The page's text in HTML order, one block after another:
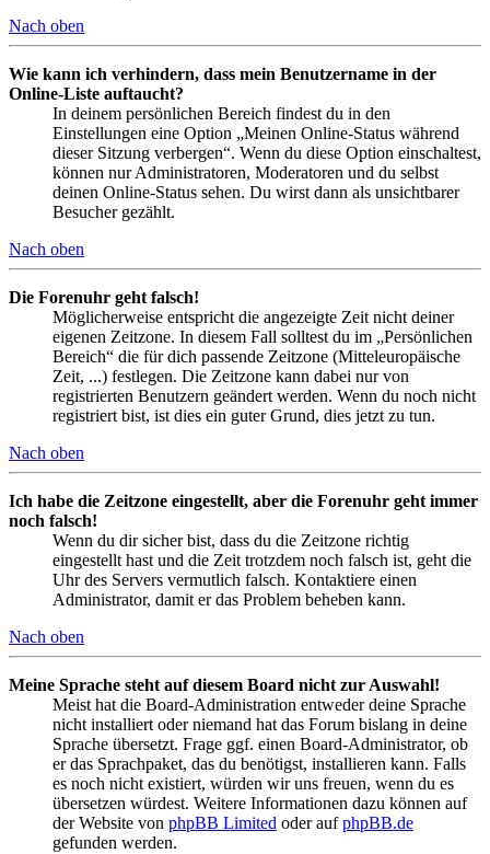
Nach oben
Wie kann ich verhindern, dass mein Benutzername in der
Online-Liste auftaucht?
In deinem persönlichen Bereich findest du in den
Einstellungen eine Option „Meinen Online-Status während
dieser Sitzung verbergen“. Wenn du diese Option einschaltest,
können nur Administratoren, Moderatoren und du selbst
deinen Online-Status sehen. Du wirst dann als unsichtbarer
Besucher gezählt.
Nach oben
Die Forenuhr geht falsch!
Möglicherweise entspricht die angezeigte Zeit nicht deiner
eigenen Zeitzone. In diesem Fall solltest du im „Persönlichen
Bereich“ die für dich passende Zeitzone (Mitteleuropäische
Zeit, ...) festlegen. Die Zeitzone kann dabei nur von
registrierten Benutzern geändert werden. Wenn du noch nicht
registriert bist, ist dies ein guter Grund, dies jetzt zu tun.
Nach oben
Ich habe die Zeitzone eingestellt, aber die Forenuhr geht immer
noch falsch!
Wenn du dir sicher bist, dass du die Zeitzone richtig
eingestellt hast und die Zeit trotzdem noch falsch ist, geht die
Uhr des Servers vermutlich falsch. Kontaktiere einen
Administrator, damit er das Problem beheben kann.
Nach oben
Meine Sprache steht auf diesem Board nicht zur Auswahl!
Meist hat die Board-Administration entweder deine Sprache
nicht installiert oder niemand hat das Forum bislang in deine
Sprache übersetzt. Frage ggf. einen Board-Administrator, ob
er das Sprachpaket, das du benötigst, installieren kann. Falls
es noch nicht existiert, würden wir uns freuen, wenn du es
übersetzen würdest. Weitere Informationen dazu können auf
der Website von phpBB Limited oder aufphpBB.de
gefunden werden.